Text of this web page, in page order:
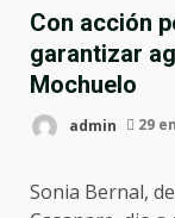
Con acción
garantizar
Mochuelo
admin 29
Sonia Bernal,